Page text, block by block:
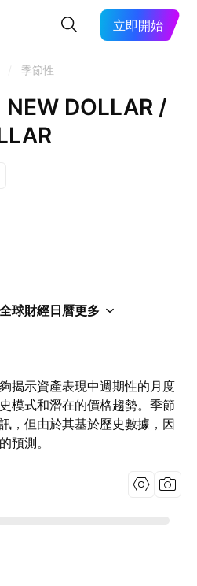
立即開始
季節性
NEW DOLLAR /
全球財經日曆更多
揭示資產表現中週期性的月度
模式和潛在的價格趨勢。季節
，但由於其基於歷史數據，因
預測。